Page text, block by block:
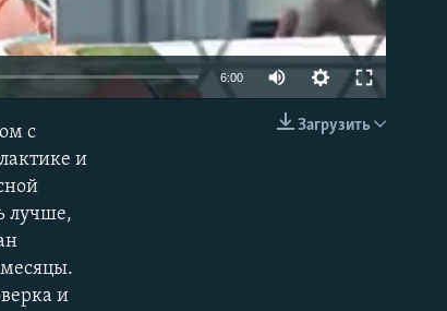
EMBED
6:00
240p
Загрузить
с
и
лучше,
и